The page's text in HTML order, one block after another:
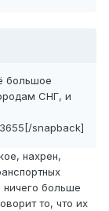
большое
СНГ, и
snapback]
нахрен,
ничего больше
то, что их